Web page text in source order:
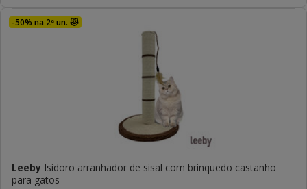
15.99€
-50% na 2ª un. 😻
Leeby Isidoro arranhador de sisal com brinquedo castanho
para gatos